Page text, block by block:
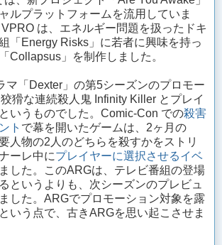
ルプラットフォームを流用していま
は、エネルギー問題を扱ったドキ
「Energy Risks」に若者に興味を持っ
Collapsus」を制作しました。
マ「Dexter」の第5シーズンのプロモー
猾な連続殺人鬼 Infinity Killer とプレイ
いうものでした。Comic-Con での殺害
ト で幕を開いたゲームは、2ヶ月の
人物の2人のどちらを殺すかをストリ
ーレ中にプレイヤーに選択させるイベ
した。このARGは、テレビ番組の登場
というよりも、次シーズンのプレビュ
した。ARGでプロモーション対象を露
いう点で、古きARGを思い起こさせま